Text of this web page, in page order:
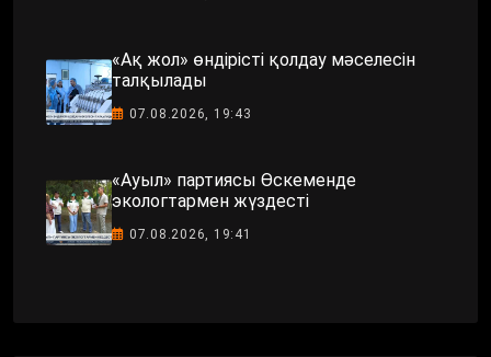
«Ақ жол» өндірісті қолдау мәселесін
талқылады
07.08.2026, 19:43
«Ауыл» партиясы Өскеменде
экологтармен жүздесті
07.08.2026, 19:41